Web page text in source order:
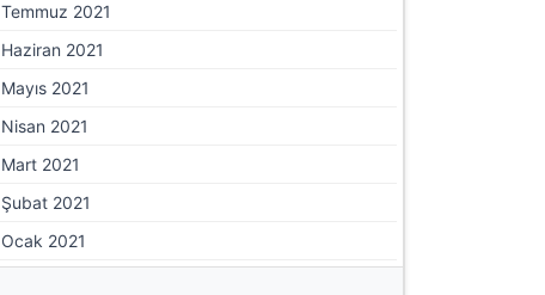
Temmuz 2021
Haziran 2021
Mayıs 2021
Nisan 2021
Mart 2021
Şubat 2021
Ocak 2021